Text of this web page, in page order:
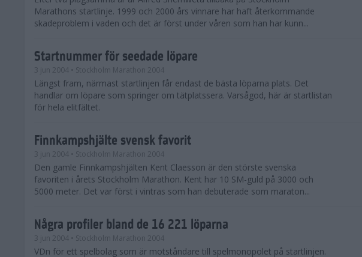
Marathons startlinje. 1999 och 2000 års vinnare har haft återkommande
skadeproblem i vaden och det är först under våren som han har kunn...
Startnummer för seedade löpare
3 jun 2004 • Stockholm Marathon 2004
Längst fram, närmast startlinjen får endast de bästa löparna plats. Det
handlar om löpare som springer om tätplatssera. Varsågod, här är startlistan
för hela elitfältet.
Finnkampshjälte svensk favorit
3 jun 2004 • Stockholm Marathon 2004
Den gamle Finnkampshjälten Kent Claesson är den störste svenska
favoriten i årets Stockholm Marathon. Kent har 10 SM-guld på 3000 och
5000 meter. Det var först i vintras som han debuterade som maraton...
Några profiler bland de 16 221 löparna
3 jun 2004 • Stockholm Marathon 2004
VDn för ett spelbolag som är motståndare till spelmonopolet på startlinjen.